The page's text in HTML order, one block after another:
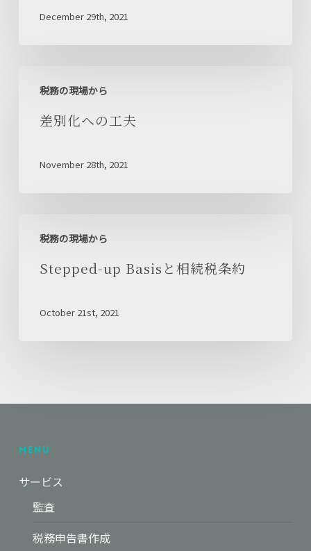
December 29th, 2021
税務の現場から
差別化への工夫
November 28th, 2021
税務の現場から
BasisStepped-up Basisと相続税条約
October 21st, 2021
Menu
サービス
監査
税務申告書作成